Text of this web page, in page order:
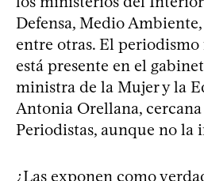
Defensa, Medio
entre otras. El periodismo
está presente en el
ministra de la Mujer y la
Antonia Orellana, cercana
Periodistas, aunque no la
¿Las exponen como